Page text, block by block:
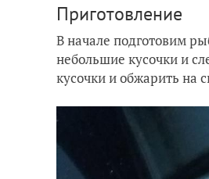
Приготовление
В начале подготовим
небольшие кусочки и
кусочки и обжарить на